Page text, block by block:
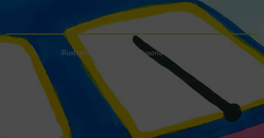
Illustration : Matthieu Ossona de Mendez